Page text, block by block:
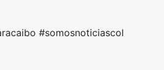
#somosnoticiascol